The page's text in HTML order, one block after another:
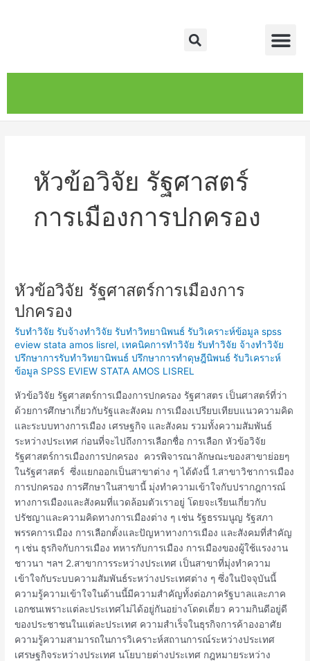
Search
หัวข้อวิจัย รัฐศาสตร์
การเมืองการปกครอง
หัวข้อวิจัย รัฐศาสตร์การเมืองการ
ปกครอง
รับทำวิจัย รับจ้างทำวิจัย รับทำวิทยานิพนธ์ รับวิเคราะห์ข้อมูล spss
eview stata amos lisrel, เทคนิคการทำวิจัย รับทำวิจัย จ้างทำวิจัย
ปรึกษาการรับทำวิทยานิพนธ์ ปรึกษาการทำดุษฎีนิพนธ์ รับวิเคราะห์
ข้อมูล SPSS EVIEW STATA AMOS LISREL
หัวข้อวิจัย รัฐศาสตร์การเมืองการปกครอง รัฐศาสตร เป็นศาสตร์ที่ว่า
ด้วยการศึกษาเกี่ยวกับรัฐและสังคม การเมืองเปรียบเทียบแนวความคิด
และระบบทางการเมือง เศรษฐกิจ และสังคม รวมทั้งความสัมพันธ์
ระหว่างประเทศ ก่อนที่จะไปถึงการเลือกชื่อ การเลือก หัวข้อวิจัย
รัฐศาสตร์การเมืองการปกครอง ควรพิจารณาลักษณะของสาขาย่อยๆ
ในรัฐศาสตร์ ซึ่งแยกออกเป็นสาขาต่าง ๆ ได้ดังนี้ 1.สาขาวิชาการเมือง
การปกครอง การศึกษาในสาขานี้ มุ่งทำความเข้าใจกับปรากฎการณ์
ทางการเมืองและสังคมที่แวดล้อมตัวเราอยู่ โดยจะเรียนเกี่ยวกับ
ปรัชญาและความคิดทางการเมืองต่าง ๆ เช่น รัฐธรรมนูญ รัฐสภา
พรรคการเมือง การเลือกตั้งและปัญหาทางการเมือง และสังคมที่สำคัญ
ๆ เช่น ธุรกิจกับการเมือง ทหารกับการเมือง การเมืองของผู้ใช้แรงงาน
ชาวนา ฯลฯ 2.สาขาการระหว่างประเทศ เป็นสาขาที่มุ่งทำความ
เข้าใจกับระบบความสัมพันธ์ระหว่างประเทศต่าง ๆ ซึ่งในปัจจุบันนี้
ความรู้ความเข้าใจในด้านนี้มีความสำคัญทั้งต่อภาครัฐบาลและภาค
เอกชนเพราะแต่ละประเทศไม่ได้อยู่กันอย่างโดดเดี่ยว ความกินดีอยู่ดี
ของประชาชนในแต่ละประเทศ ความสำเร็จในธุรกิจการค้าองอาศัย
ความรู้ความสามารถในการวิเคราะห์สถานการณ์ระหว่างประเทศ
เศรษฐกิจระหว่างประเทศ นโยบายต่างประเทศ กฎหมายระหว่าง
หัวข้อ
วิจัย
รัฐศาสตร์
การเมือง
การ
ปกครอง